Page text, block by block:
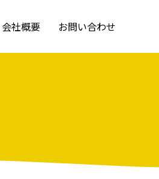
会社概要 お問い合わせ